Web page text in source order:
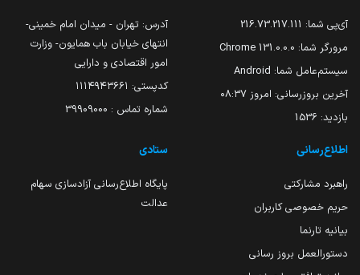
آی‌پی شما: 216.73.217.111
مرورگر شما: 131.0.0.0 Chrome
سیستم‌عامل شما: Android
آخرین بروزرسانی: امروز ۰۸:۳۷
بازدید: 1536
آدرس: تهران - میدان امام خمینی-
انتهای خیابان باب همایون- وزارت
امور اقتصادی و دارایی
کدپستی: ۱۱۱۴۹۴۳۶۶۱
شماره تماس : 39909000
اطلاع‌رسانی
راهبرد مشارکتی
حریم خصوصی کاربران
بیانیه تارنما
دستورالعمل بروز رسانی
ستادی
پایگاه اطلاع‌رسانی آزادسازی سهام
عدالت